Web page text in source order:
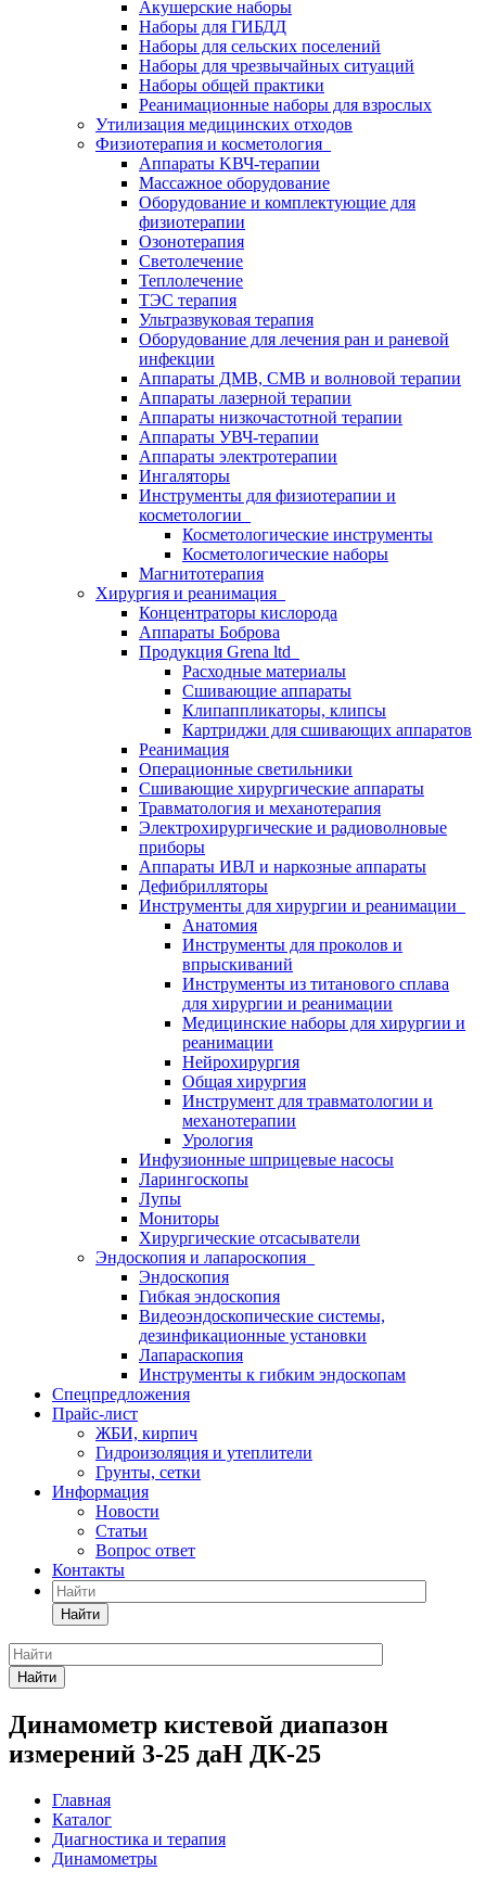
Акушерские наборы
Наборы для ГИБДД
Наборы для сельских поселений
Наборы для чрезвычайных ситуаций
Наборы общей практики
Реанимационные наборы для взрослых
Утилизация медицинских отходов
Физиотерапия и косметология
Аппараты KВЧ-терапии
Массажное оборудование
Оборудование и комплектующие для
физиотерапии
Озонотерапия
Светолечение
Теплолечение
ТЭС терапия
Ультразвуковая терапия
Оборудование для лечения ран и раневой
инфекции
Аппараты ДМВ, СМВ и волновой терапии
Аппараты лазерной терапии
Аппараты низкочастотной терапии
Аппараты УВЧ-терапии
Аппараты электротерапии
Ингаляторы
Инструменты для физиотерапии и
косметологии
Косметологические инструменты
Косметологические наборы
Магнитотерапия
Хирургия и реанимация
Концентраторы кислорода
Аппараты Боброва
Продукция Grena ltd
Расходные материалы
Сшивающие аппараты
Клипаппликаторы, клипсы
Картриджи для сшивающих аппаратов
Реанимация
Операционные светильники
Сшивающие хирургические аппараты
Травматология и механотерапия
Электрохирургические и радиоволновые
приборы
Аппараты ИВЛ и наркозные аппараты
Дефибрилляторы
Инструменты для хирургии и реанимации
Анатомия
Инструменты для проколов и
впрыскиваний
Инструменты из титанового сплава
для хирургии и реанимации
Медицинские наборы для хирургии и
реанимации
Нейрохирургия
Общая хирургия
Инструмент для травматологии и
механотерапии
Урология
Инфузионные шприцевые насосы
Ларингоскопы
Лупы
Мониторы
Хирургические отсасыватели
Эндоскопия и лапароскопия
Эндоскопия
Гибкая эндоскопия
Видеоэндоскопические системы,
дезинфикационные установки
Лапараскопия
Инструменты к гибким эндоскопам
Спецпредложения
Прайс-лист
ЖБИ, кирпич
Гидроизоляция и утеплители
Грунты, сетки
Информация
Новости
Статьи
Вопрос ответ
Контакты
Найти
Найти
Динамометр кистевой диапазон
измерений 3-25 даН ДК-25
Главная
Каталог
Диагностика и терапия
Динамометры